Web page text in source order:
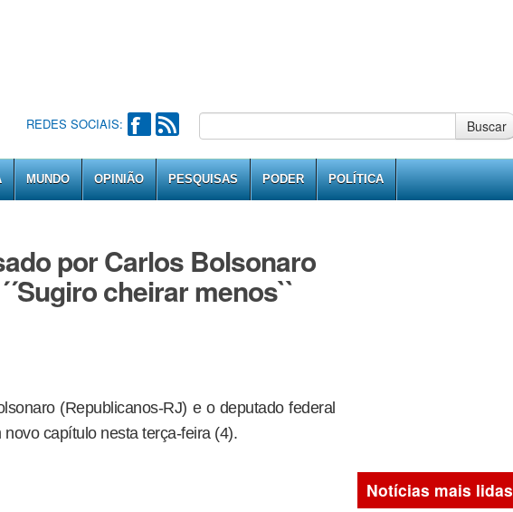
REDES SOCIAIS: Buscar
MUNDO OPINIÃO PESQUISAS PODER POLÍTICA
por Carlos Bolsonaro
cheirar menos``
(Republicanos-RJ) e o deputado federal
capítulo nesta terça-feira (4).
Notícias mais lidas